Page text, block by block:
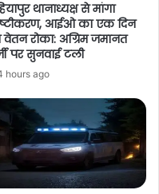
थानाध्यक्ष से मांगा
आईओ का एक दिन
रोका: अग्रिम जमानत
पर सुनवाई टली
hours ago